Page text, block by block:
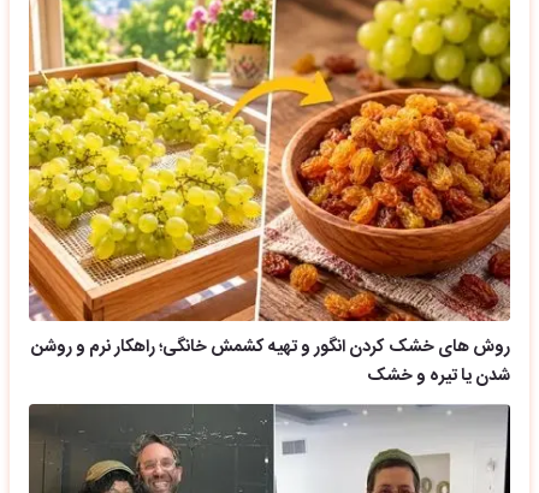
روش های خشک کردن انگور و تهیه کشمش خانگی؛ راهکار نرم و روشن
شدن یا تیره و خشک